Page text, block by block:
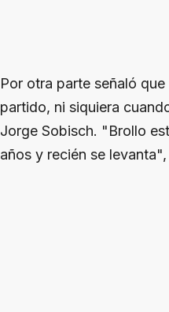
Por otra parte señaló
partido, ni siquiera
Jorge Sobisch. "Brollo
años y recién se